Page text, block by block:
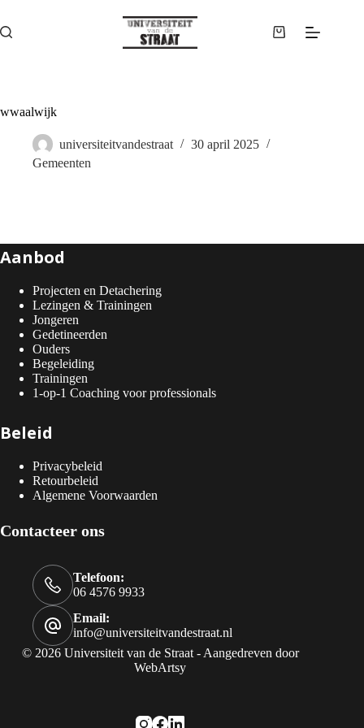
de
Winkelwagen
wwaalwijk
universiteitvandestraat
30 april 2025
Gemeenten
Aanbod
Projecten en Detachering
Lezingen & Trainingen
Jongeren
Gedetineerden
Ouders
Begeleiding
Trainingen
1-op-1 Coaching voor professionals
Beleid
Privacybeleid
Retourbeleid
Algemene Voorwaarden
Contacteer ons
Telefoon:
06 4576 9933
Email:
info@universiteitvandestraat.nl
© 2026 Universiteit van de Straat - Aangedreven door
WebArtsy